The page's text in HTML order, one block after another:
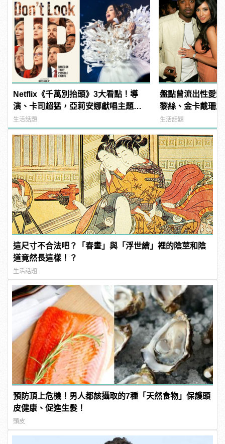
Netflix《千萬別抬頭》3大看點！導
演、卡司超猛，亞莉安娜獻唱主題
曲？ | manfashion這樣變型男
生活話題
盤點曾流出性愛
黎絲、金卡戴珊
生活話題
這尺寸不合法吧？「春畫」與「浮世繪」裡的陰莖和陰
道竟然長這樣！？
生活話題
預防頂上危機！男人都該攝取的7種「天然食物」保護頭
皮健康、促進生髮！
頭皮